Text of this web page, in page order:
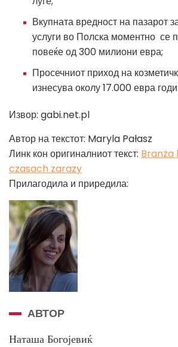
Вкупната вредност на пазарот
услуги во Полска моментно се
повеќе од 300 милиони евра;
Просечниот приход на
изнесува околу 17.000 евра
Извор: gabi.net.pl
Автор на текстот: Maryla Pałasz
Линк кон оригиналниот текст: Branża
czasach zarazy
Прилагодила и приредила:
АВТОР
Наташа Богојевиќ